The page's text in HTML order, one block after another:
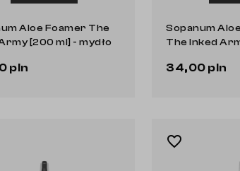
Aloe Foamer The
[200 ml] - mydło
pln
Do koszyka
Sopanum
The Inked
34,00 pln
Do
favorite_border